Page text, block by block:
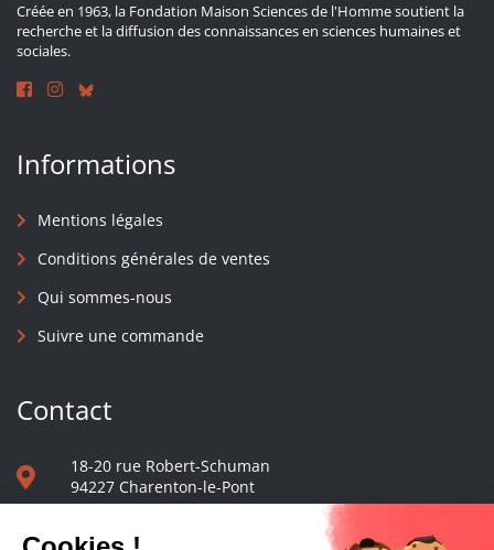
Créée en 1963, la Fondation Maison Sciences de l'Homme soutient la
recherche et la diffusion des connaissances en sciences humaines et
sociales.
Informations
Mentions légales
Conditions générales de ventes
Qui sommes-nous
Suivre une commande
Contact
18-20 rue Robert-Schuman
94227 Charenton-le-Pont